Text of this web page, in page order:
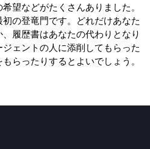
望などがたくさんありました。
の登竜門です。どれだけあなた
履歴書はあなたの代わりとなり
ェントの人に添削してもらった
らったりするとよいでしょう。